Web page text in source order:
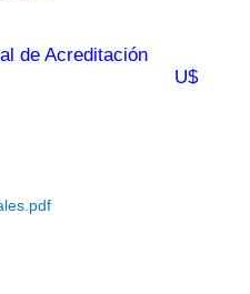
de Acreditación